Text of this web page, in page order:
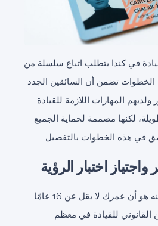
في كندا يتطلب اتباع سلسلة من
تضمن أن السائقين الجدد
المهارات اللازمة للقيادة
لكنها مصممة لحماية الجميع
في هذه الخطوات بالتفصيل.
اختبار الرؤية
أول شيء يجب التأكد منه هو أن عمرك لا يقل عن 16 عامًا.
القانوني للقيادة في معظم